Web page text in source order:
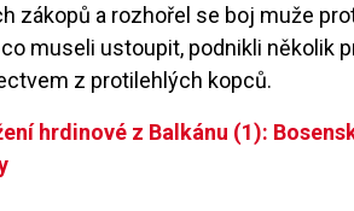
zákopů a rozhořel se boj muže
museli ustoupit, podnikli několik
z protilehlých kopců.
hrdinové z Balkánu (1):